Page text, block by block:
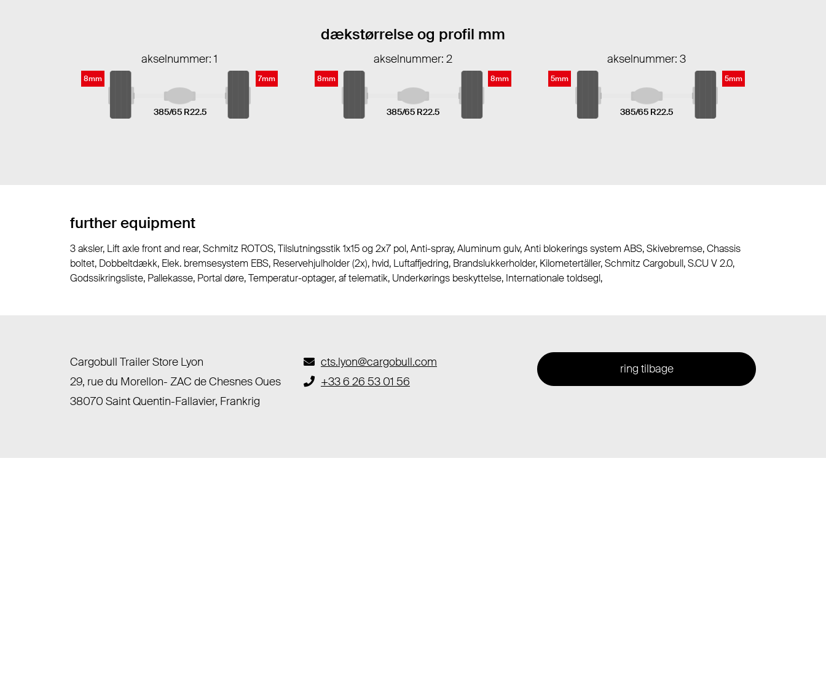
dækstørrelse og profil mm
akselnummer: 1
8mm
385/65 R22.5
7mm
akselnummer: 2
8mm
385/65 R22.5
8mm
akselnummer: 3
5mm
385/65 R22.5
5mm
further equipment
3 aksler, Lift axle front and rear, Schmitz ROTOS, Tilslutningsstik 1x15 og 2x7 pol, Anti-spray, Aluminum gulv, Anti blokerings system ABS, Skivebremse, Chassis
boltet, Dobbeltdækk, Elek. bremsesystem EBS, Reservehjulholder (2x), hvid, Luftaffjedring, Brandslukkerholder, Kilometertäller, Schmitz Cargobull, S.CU V 2.0,
Godssikringsliste, Pallekasse, Portal døre, Temperatur-optager, af telematik, Underkørings beskyttelse, Internationale toldsegl,
Cargobull Trailer Store Lyon
29, rue du Morellon- ZAC de Chesnes Oues
38070 Saint Quentin-Fallavier, Frankrig
cts.lyon@cargobull.com
+33 6 26 53 01 56
ring tilbage